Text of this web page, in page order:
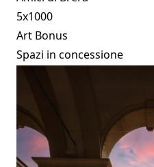
5x1000
Art Bonus
Spazi in concessione